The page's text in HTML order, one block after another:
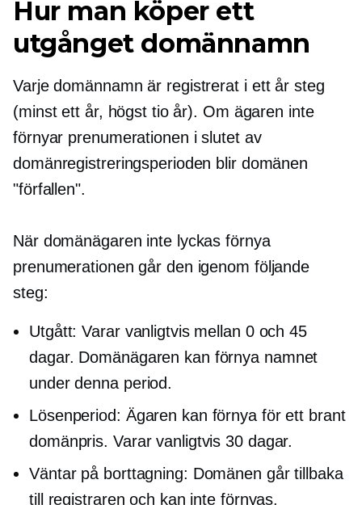
Hur man köper ett
utgånget domännamn
Varje domännamn är registrerat i ett år steg
(minst ett år, högst tio år). Om ägaren inte
förnyar prenumerationen i slutet av
domänregistreringsperioden blir domänen
"förfallen".
När domänägaren inte lyckas förnya
prenumerationen går den igenom följande
steg:
Utgått: Varar vanligtvis mellan 0 och 45
dagar. Domänägaren kan förnya namnet
under denna period.
Lösenperiod: Ägaren kan förnya för ett brant
domänpris. Varar vanligtvis 30 dagar.
Väntar på borttagning: Domänen går tillbaka
till registraren och kan inte förnyas.